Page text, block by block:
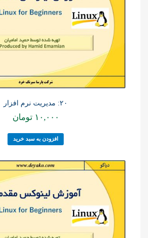
۲۰: مدیریت نرم افزار
۱۰,۰۰۰ تومان
افزودن به سبد خرید